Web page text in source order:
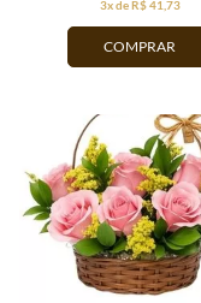
COMPRAR
3x de R$ 41,73